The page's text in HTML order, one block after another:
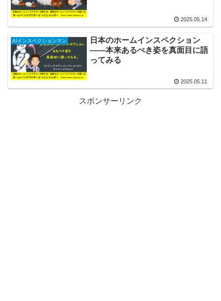
2025.05.14
AIインスペクションマン
日本のホームインスペクション
——本来あるべき姿を真面目に語
ってみる
2025.05.11
スポンサーリンク